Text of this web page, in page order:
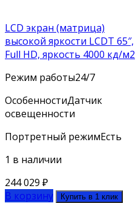
LCD экран (матрица)
высокой яркости LCDT 65″,
Full HD, яркость 4000 кд/м2
Режим работы24/7
ОсобенностиДатчик
освещенности
Портретный режимЕсть
1 в наличии
244 029 ₽
В корзину
Купить в 1 клик